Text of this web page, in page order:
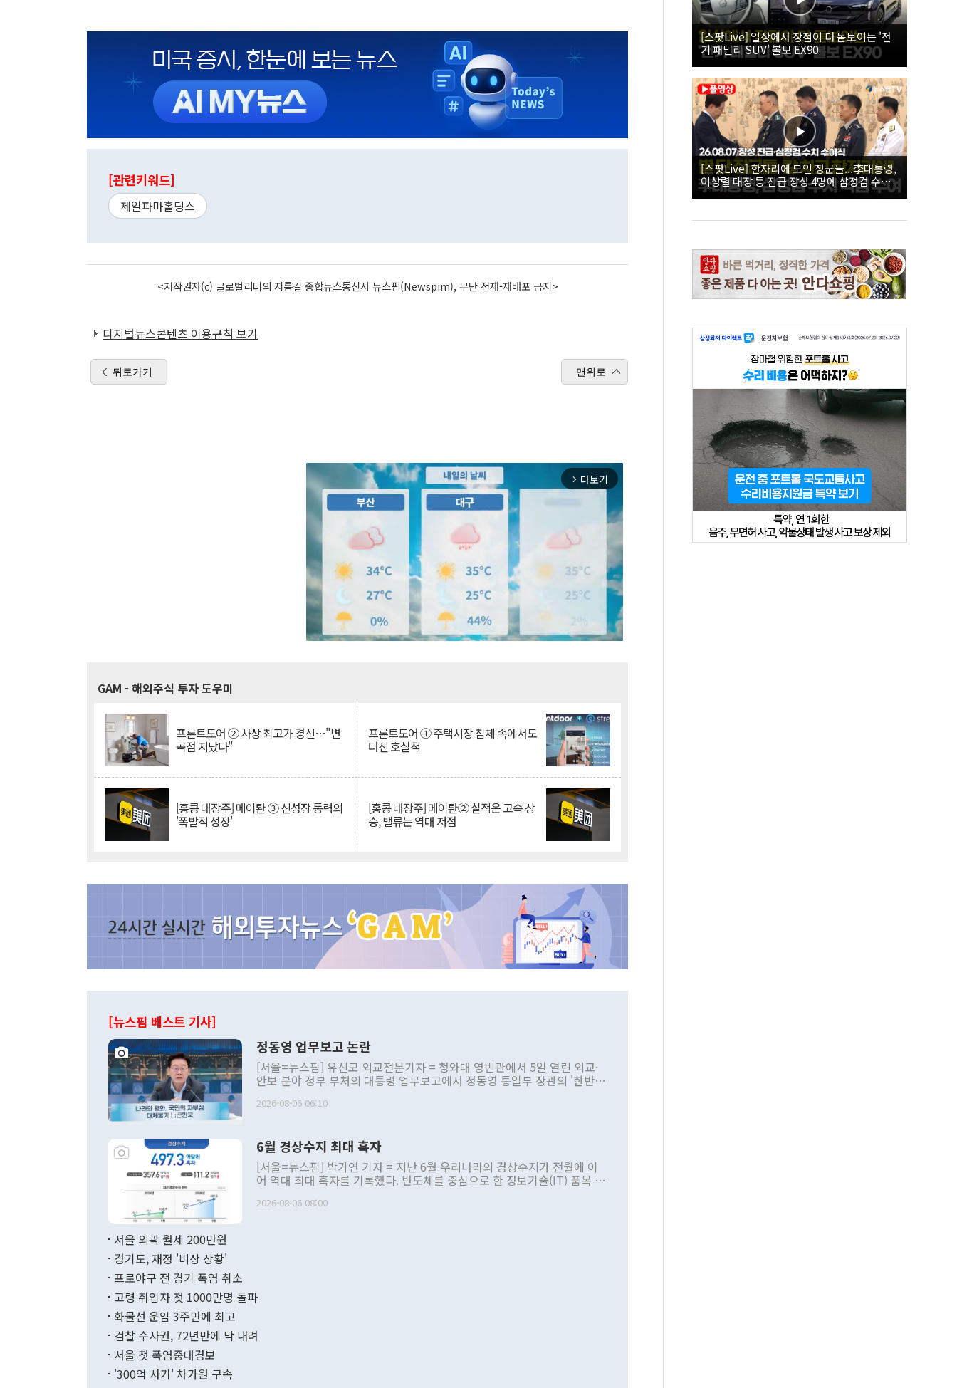
[관련키워드]
제일파마홀딩스
<저작권자(c) 글로벌리더의 지름길 종합뉴스통신사 뉴스핌(Newspim), 무단 전재-재배포 금지>
디지털뉴스콘텐츠 이용규칙 보기
뒤로가기 맨위로
arrow_forward_ios 더보기
GAM - 해외주식 투자 도우미
프론트도어 ② 사상 최고가 경신…"변
곡점 지났다"
프론트도어 ① 주택시장 침체 속에서도
터진 호실적
[홍콩 대장주] 메이퇀 ③ 신성장 동력의
'폭발적 성장'
[홍콩 대장주] 메이퇀② 실적은 고속 상
승, 밸류는 역대 저점
[뉴스핌 베스트 기사]
정동영 업무보고 논란
[서울=뉴스핌] 유신모 외교전문기자 = 청와대 영빈관에서 5일 열린 외교·
안보 분야 정부 부처의 대통령 업무보고에서 정동영 통일부 장관의 '한반도
발언 중에는 정부 내 조율을 거치지 않은 사안을 정책으로 추진하겠다고 공
주의적 희망에 근거한 비현실적 구상'이라는 비판을 내놨다. 그동안 정 장
관의 대북 정책 관련 발언이 물의를 빚은 적은 여러 번 있지만 대통령과 유
관 부처 장관이 공개적으로 부정적 입장을 표명한 것은 이례적이다. 정 장
관의 무리한 대북 접근법과 월권을 제어해야 한다는 목소리도 높아지고 있
다. [정동영 통일부 장관이 지난달 23일 오후 서울 종로구 정부서울청사에
무너졌다고도 했다. 또 "현 시점에서 흘러간 선(先)비핵화만 되뇌는 것은
함께 4자 대화의 동력을 확보하기 위해 최선을 다할 것"이라고 말했다. 하
2026-08-06 06:10
6월 경상수지 최대 흑자
[서울=뉴스핌] 박가연 기자 = 지난 6월 우리나라의 경상수지가 전월에 이
어 역대 최대 흑자를 기록했다. 반도체를 중심으로 한 정보기술(IT) 품목 수
료=한국은행] 한국은행이 6일 발표한 '2026년 6월 국제수지(잠정)'에 따르
며 월간 기준 처음으로 1000억달러를 넘어섰다. 상품수입은 644억8000만
196.9% 급증했고 컴퓨터·주변기기(SSD)는 282.7% 증가했다. IT 품목
수출은 160.4% 늘었으며 비IT 품목도 ▲석유제품(47.5%) ▲화공품
2026-08-06 08:00
서울 외곽 월세 200만원
경기도, 재정 '비상 상황'
프로야구 전 경기 폭염 취소
고령 취업자 첫 1000만명 돌파
화물선 운임 3주만에 최고
검찰 수사권, 72년만에 막 내려
서울 첫 폭염중대경보
'300억 사기' 차가원 구속
[스팟Live] 일상에서 장점이 더 돋보이는 '전
기 패밀리 SUV' 볼보 EX90
[스팟Live] 한자리에 모인 장군들...李대통령,
이상렬 대장 등 진급 장성 4명에 삼정검 수치
직접 수여｜26.08.07 장성 진급·삼정검 수치